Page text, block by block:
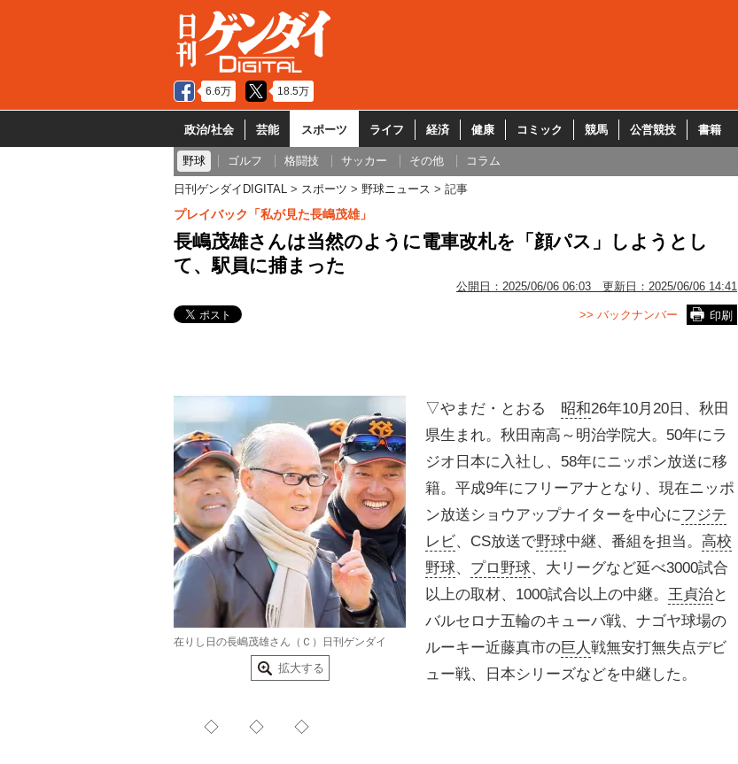
6.6万 18.5万
政治/社会 芸能 スポーツ ライフ 経済 健康 コミック 競馬 公営競技 書籍
野球 ゴルフ 格闘技 サッカー その他 コラム
日刊ゲンダイDIGITAL スポーツ 野球ニュース 記事
プレイバック「私が見た長嶋茂雄」
長嶋茂雄さんは当然のように電車改札を「顔パス」しようとし
て、駅員に捕まった
公開日： 2025/06/06 06:03 更新日： 2025/06/06 14:41
印刷
>> バックナンバー
在りし日の長嶋茂雄さん（Ｃ）日刊ゲンダイ
拡大する
▽やまだ・とおる 昭和26年10月20日、秋田
県生まれ。秋田南高～明治学院大。50年にラ
ジオ日本に入社し、58年にニッポン放送に移
籍。平成9年にフリーアナとなり、現在ニッポ
ン放送ショウアップナイターを中心にフジテ
レビ、CS放送で野球中継、番組を担当。 高校
野球、 プロ野球、大リーグなど延べ3000試合
以上の取材、1000試合以上の中継。 王貞治と
バルセロナ五輪のキューバ戦、ナゴヤ球場の
ルーキー近藤真市の巨人戦無安打無失点デビ
ュー戦、日本シリーズなどを中継した。
◇ ◇ ◇